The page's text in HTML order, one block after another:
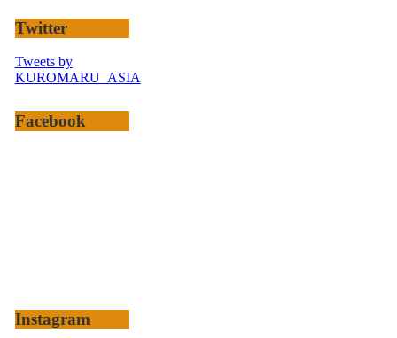
Twitter
Tweets by
KUROMARU_ASIA
Facebook
Instagram